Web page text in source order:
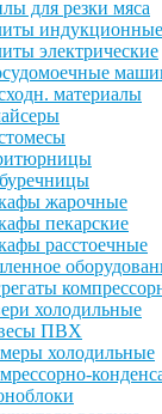
для резки мяса
индукционные
электрические
материалы
жарочные
пекарские
расстоечные
холодильные
ПВХ
холодильные